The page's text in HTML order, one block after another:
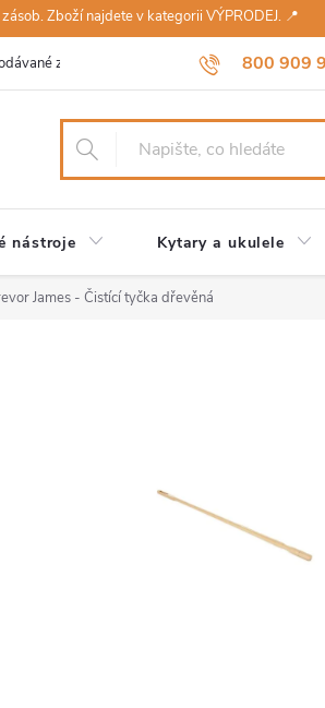
Zboží najdete v kategorii VÝPRODEJ. 📍
800 909
značky Návody a údržba
nástroje Kytary a ukulele
James - Čistící tyčka dřevěná